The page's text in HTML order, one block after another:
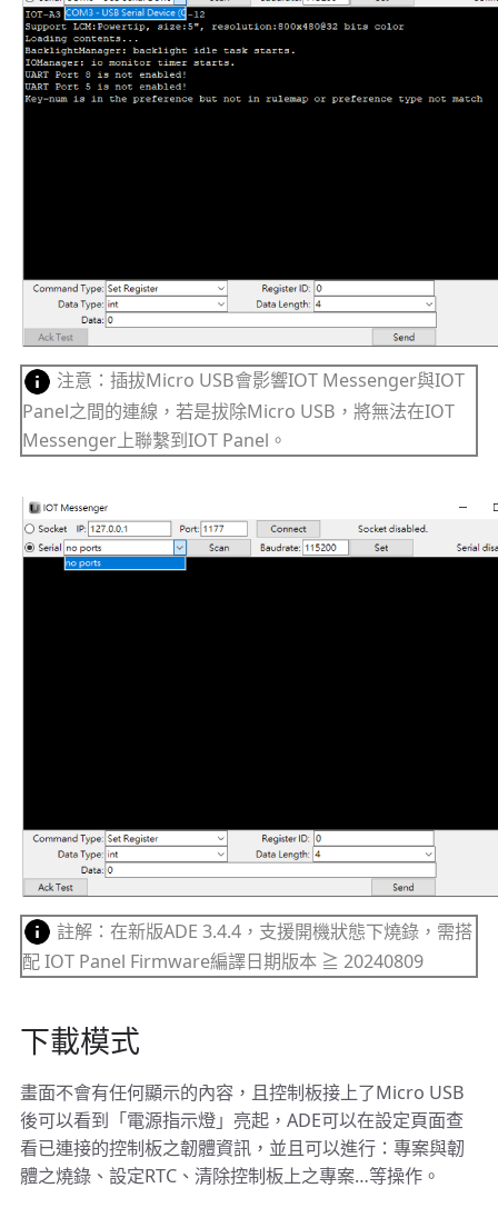
注意：插拔Micro USB會影響IOT Messenger與IOT
Panel之間的連線，若是拔除Micro USB，將無法在IOT
Messenger上聯繫到IOT Panel。
註解：在新版ADE 3.4.4，支援開機狀態下燒錄，需搭
配 IOT Panel Firmware編譯日期版本 ≧ 20240809
下載模式
畫面不會有任何顯示的內容，且控制板接上了Micro USB
後可以看到「電源指示燈」亮起，ADE可以在設定頁面查
看已連接的控制板之韌體資訊，並且可以進行：專案與韌
體之燒錄、設定RTC、清除控制板上之專案…等操作。